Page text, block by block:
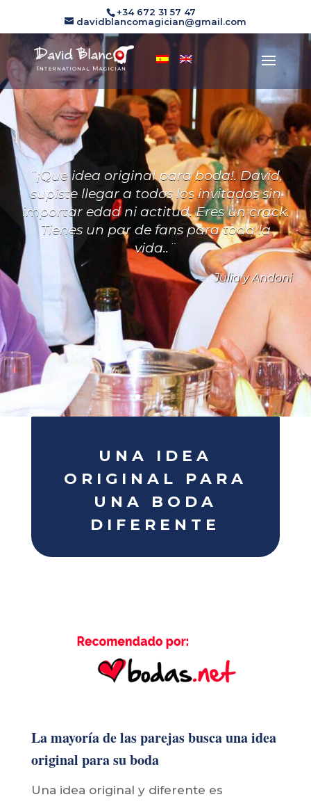
+34 672 31 57 47
davidblancomagician@gmail.com
¨¡Que idea original para boda!. David,
supiste llegar a todos los invitados sin
importar edad ni actitud. Eres un crack.
Tienes un par de fans para toda la
vida..¨
Julia y Andoni
UNA IDEA
ORIGINAL PARA
UNA BODA
DIFERENTE
La mayoría de las parejas busca una idea
original para su boda
Una idea original y diferente es